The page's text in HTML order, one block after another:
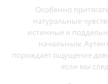
Особенно
натуральные
истинные и
начальным.
порождает ощущение
если мы